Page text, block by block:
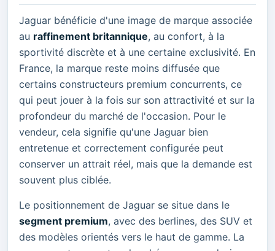
Jaguar bénéficie d'une image de marque associée
au raffinement britannique, au confort, à la
sportivité discrète et à une certaine exclusivité. En
France, la marque reste moins diffusée que
certains constructeurs premium concurrents, ce
qui peut jouer à la fois sur son attractivité et sur la
profondeur du marché de l'occasion. Pour le
vendeur, cela signifie qu'une Jaguar bien
entretenue et correctement configurée peut
conserver un attrait réel, mais que la demande est
souvent plus ciblée.
Le positionnement de Jaguar se situe dans le
segment premium, avec des berlines, des SUV et
des modèles orientés vers le haut de gamme. La